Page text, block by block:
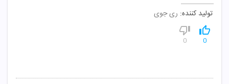
تولید کننده: ری جوی
0
0